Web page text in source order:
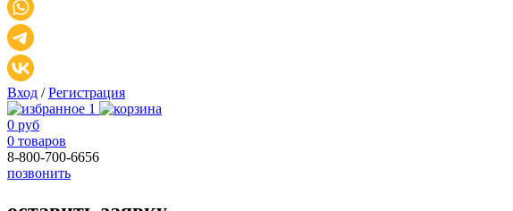
Вход / Регистрация
1
0 руб
0 товаров
8-800-700-6656
позвонить